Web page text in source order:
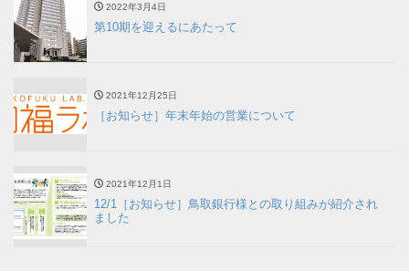
2022年3月4日
第10期を迎えるにあたって
2021年12月25日
［お知らせ］年末年始の営業について
2021年12月1日
12/1［お知らせ］鳥取銀行様との取り組みが紹介され
ました